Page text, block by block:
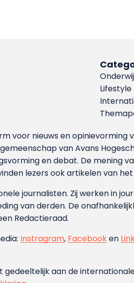
Lifestyle
voor nieuws en
van Avans
en debat. De mening
lezers ook artikelen van
journalisten. Zij werken in
van derden. De
Redactieraad.
Instragram, Facebooken
aan de